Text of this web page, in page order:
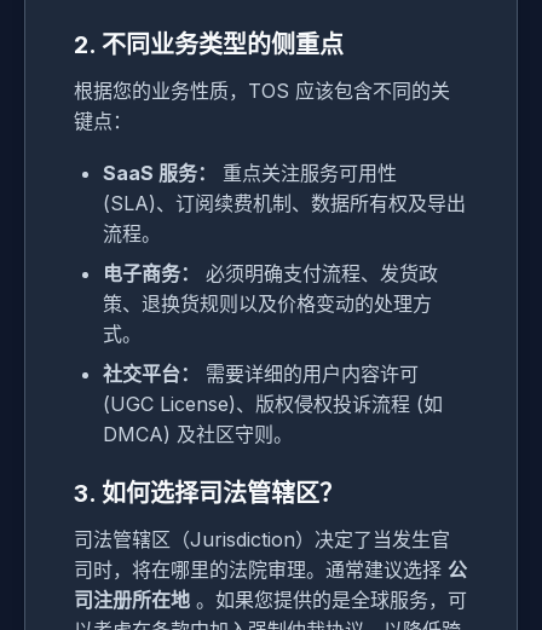
2. 不同业务类型的侧重点
根据您的业务性质，TOS 应该包含不同的关
键点：
SaaS 服务：
重点关注服务可用性
(SLA)、订阅续费机制、数据所有权及导出
流程。
电子商务：
必须明确支付流程、发货政
策、退换货规则以及价格变动的处理方
式。
社交平台：
需要详细的用户内容许可
(UGC License)、版权侵权投诉流程 (如
DMCA) 及社区守则。
3. 如何选择司法管辖区？
司法管辖区（Jurisdiction）决定了当发生官
司时，将在哪里的法院审理。通常建议选择 公
司注册所在地 。如果您提供的是全球服务，可